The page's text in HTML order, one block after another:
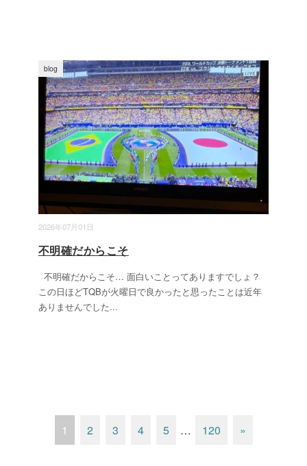
2026年07月01日
blog
不明確だからこそ
不明確だからこそ… 面白いことってありますでしょ？
この日ほどTQBが火曜日で良かったと思ったことは近年
ありませんでした...
1 2 3 4 5 … 120 »